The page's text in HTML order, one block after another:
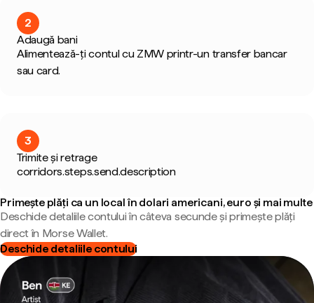
2
Adaugă bani
Alimentează-ți contul cu ZMW printr-un transfer bancar
sau card.
3
Trimite și retrage
corridors.steps.send.description
Primește plăți ca un local în dolari americani, euro și mai multe
Deschide detaliile contului în câteva secunde și primește plăți
direct în Morse Wallet.
Deschide detaliile contului